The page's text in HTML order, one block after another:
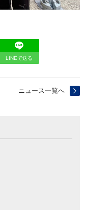
LINEで送る
ニュース一覧へ